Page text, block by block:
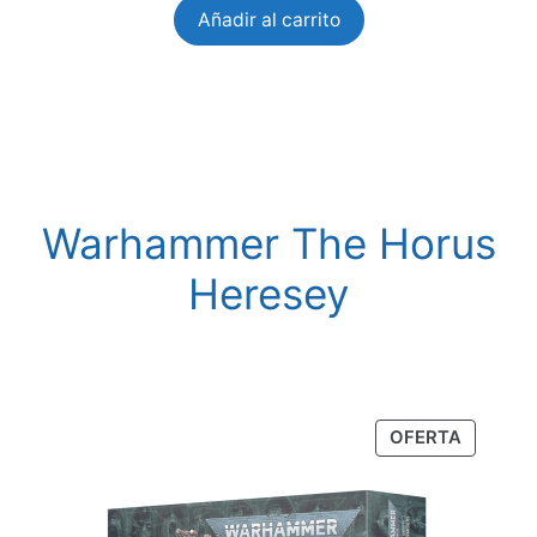
Añadir al carrito
Warhammer The Horus
Heresey
OFERTA
EN